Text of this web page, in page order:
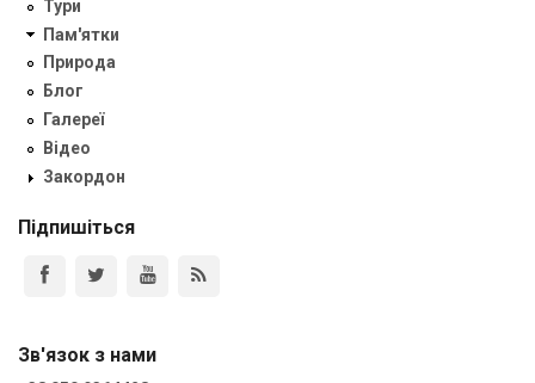
Тури
Пам'ятки
Природа
Блог
Галереї
Відео
Закордон
Підпишіться
Зв'язок з нами